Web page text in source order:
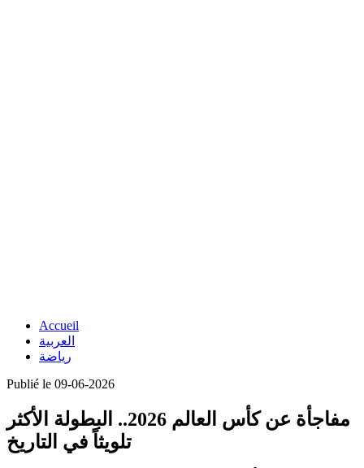
Accueil
العربية
رياضة
Publié le 09-06-2026
مفاجأة عن كأس العالم 2026.. البطولة الأكثر
تلويثاً في التاريخ